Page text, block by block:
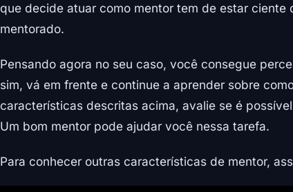
que decide atuar como mentor tem de estar
mentorado.
Pensando agora no seu caso, você consegue
sim, vá em frente e continue a aprender sobre
características descritas acima, avalie se é
Um bom mentor pode ajudar você nessa tarefa.
Para conhecer outras características de mentor,